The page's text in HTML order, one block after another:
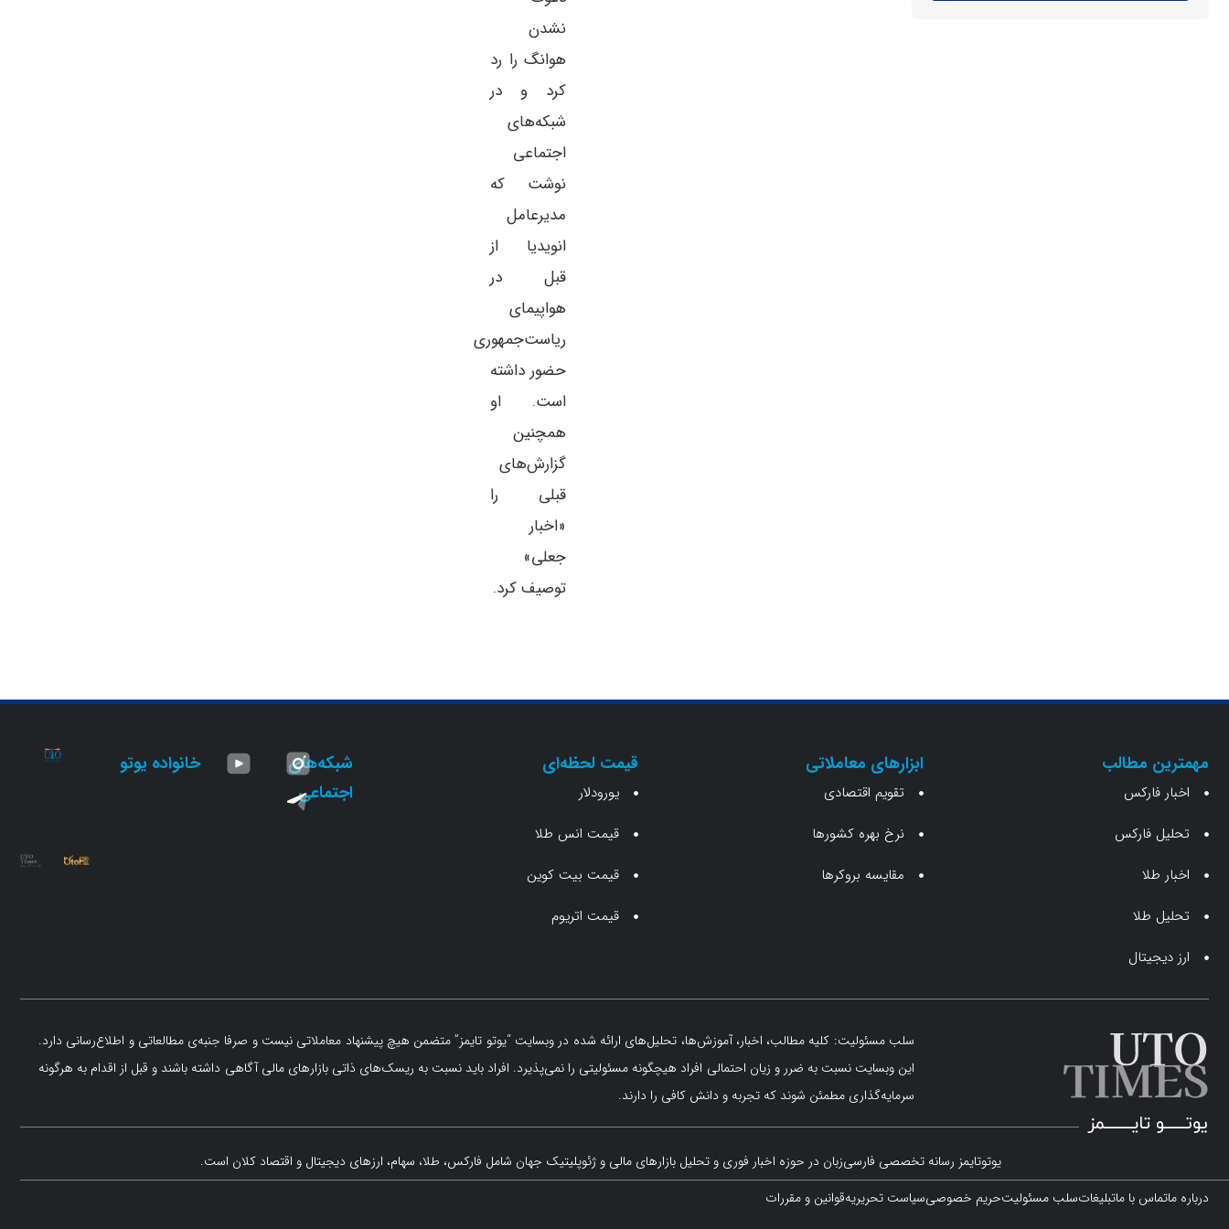
نشدن
هوانگ را رد
کرد و در
شبکه‌های
اجتماعی
نوشت که
مدیرعامل
انویدیا از
قبل در
هواپیمای
ریاست‌جمهوری
حضور داشته
است. او
همچنین
گزارش‌های
قبلی را
«اخبار
جعلی»
توصیف کرد.
مهمترین مطالب
اخبار فارکس
تحلیل فارکس
اخبار طلا
تحلیل طلا
ارز دیجیتال
ابزارهای معاملاتی
تقویم اقتصادی
نرخ بهره کشورها
مقایسه بروکرها
قیمت لحظه‌ای
یورودلار
قیمت انس طلا
قیمت بیت کوین
قیمت اتریوم
شبکه‌های
اجتماعی
خانواده یوتو
سلب مسئولیت: کلیه مطالب، اخبار، آموزش‌ها، تحلیل‌های ارائه شده در وبسایت “یوتو تایمز” متضمن هیچ پیشنهاد معاملاتی نیست و صرفا جنبه‌ی مطالعاتی و اطلاع‌رسانی دارد.
این وبسایت نسبت به ضرر و زیان احتمالی افراد هیچگونه مسئولیتی را نمی‌پذیرد. افراد باید نسبت به ریسک‌های ذاتی بازارهای مالی آگاهی داشته باشند و قبل از اقدام به هرگونه
سرمایه‌گذاری مطمئن شوند که تجربه و دانش کافی را دارند.
یوتوتایمز رسانه تخصصی فارسی‌زبان در حوزه اخبار فوری و تحلیل بازارهای مالی و ژئوپلیتیک جهان شامل فارکس، طلا، سهام، ارزهای دیجیتال و اقتصاد کلان است.
درباره ماتماس با ماتبلیغاتسلب مسئولیتحریم خصوصیسیاست تحریریهقوانین و مقررات